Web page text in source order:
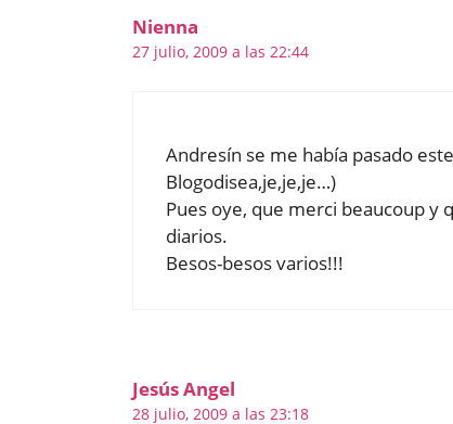
Nienna
27 julio, 2009 a las 22:44
Andresín se me había pasado
Blogodisea,je,je,je…)
Pues oye, que merci beaucoup
diarios.
Besos-besos varios!!!
Jesús Angel
28 julio, 2009 a las 23:18